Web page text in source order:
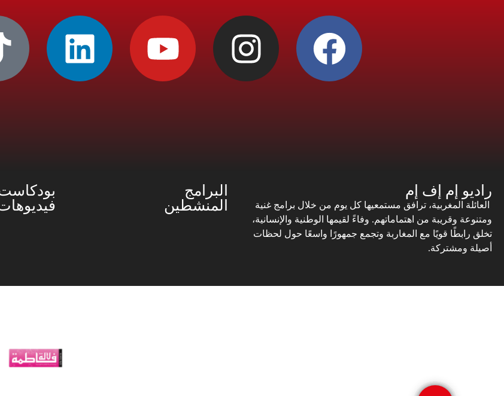
راديو إم إف إم
العائلة المغربية، ترافق مستمعيها كل يوم من خلال برامج غنية
ومتنوعة وقريبة من اهتماماتهم. وفاءً لقيمها الوطنية والإنسانية،
تخلق رابطًا قويًا مع المغاربة وتجمع جمهورًا واسعًا حول لحظات
أصيلة ومشتركة.
البرامج
المنشطين